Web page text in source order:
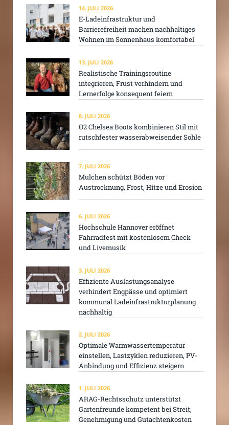
14. JULI 2026
E-Ladeinfrastruktur und
Barrierefreiheit machen nachhaltiges
Wohnen im Sonnenhaus komfortabel
13. JULI 2026
Realistische Trainingsroutine
integrieren, Frust verhindern und
Lernerfolge konsequent feiern
8. JULI 2026
O2 Chelsea Boots kombinieren Stil mit
rutschfester wasserabweisender Sohle
7. JULI 2026
Mulchen schützt Böden vor
Austrocknung, Frost, Hitze und Erosion
6. JULI 2026
Hochschule Hannover eröffnet
Fahrradfest mit kostenlosem Check
und Livemusik
3. JULI 2026
Effiziente Auslastungsanalyse
verhindert Engpässe und optimiert
kommunal Ladeinfrastrukturplanung
nachhaltig
2. JULI 2026
Optimale Warmwassertemperatur
einstellen, Lastzyklen reduzieren, PV-
Anbindung und Effizienz steigern
1. JULI 2026
ARAG-Rechtsschutz unterstützt
Gartenfreunde kompetent bei Streit,
Genehmigung und Gutachtenkosten